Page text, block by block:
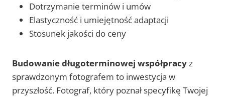
Dotrzymanie terminów i umów
Elastyczność i umiejętność adaptacji
Stosunek jakości do ceny
Budowanie długoterminowej współpracyz
sprawdzonym fotografem to inwestycja w
przyszłość. Fotograf, który poznał specyfikę Twojej